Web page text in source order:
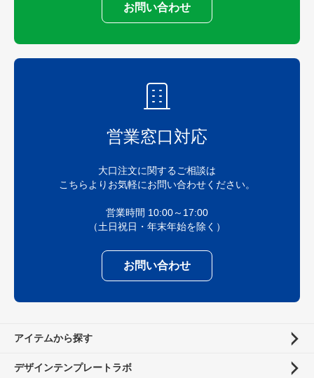
お問い合わせ
営業窓口対応
大口注文に関するご相談は
こちらよりお気軽にお問い合わせください。
営業時間 10:00～17:00
（土日祝日・年末年始を除く）
お問い合わせ
アイテムから探す
デザインテンプレートラボ